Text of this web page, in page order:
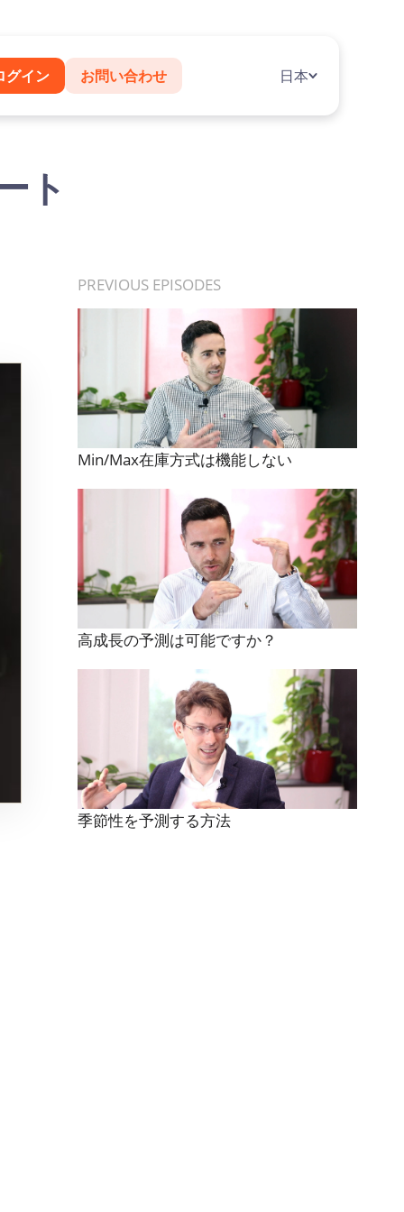
グイン お問い合わせ 日本
ト
PREVIOUS EPISODES
Min/Max在庫方式は機能しない
高成長の予測は可能ですか？
季節性を予測する方法